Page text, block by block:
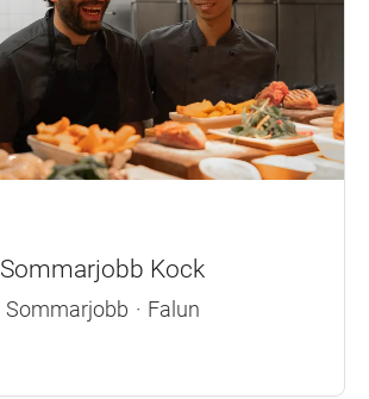
Sommarjobb Kock
Sommarjobb · Falun